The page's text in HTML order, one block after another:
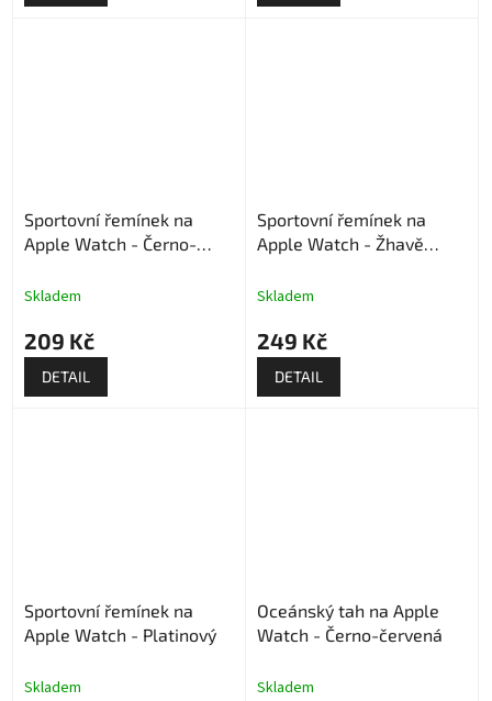
Sportovní řemínek na
Apple Watch - Černo-
Skladem
209 Kč
DETAIL
Sportovní řemínek na
Apple Watch - Žhavě
Skladem
249 Kč
DETAIL
Sportovní řemínek na
Apple Watch - Platinový
Skladem
Oceánský tah na Apple
Watch - Černo-červená
Skladem